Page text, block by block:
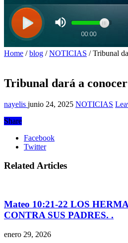
Home / blog / NOTICIAS / Tribunal
Tribunal dará a
nayelis junio 24, 2025 NOTICIAS
Share
Facebook
Twitter
Related Articles
Mateo 10:21-22 LOS
CONTRA SUS PADRES. .
enero 29, 2026